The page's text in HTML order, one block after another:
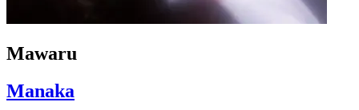
Mawaru
Manaka